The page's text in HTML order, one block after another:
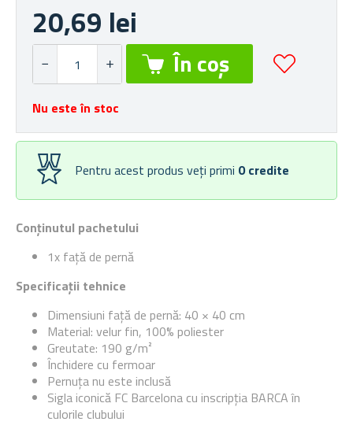
Conținutul pachetului
1x față de pernă
Specificații tehnice
Dimensiuni față de pernă: 40 × 40 cm
Material: velur fin, 100% poliester
Greutate: 190 g/m²
Închidere cu fermoar
Pernuța nu este inclusă
Sigla iconică FC Barcelona cu inscripția BARCA în
culorile clubului
20,69 lei
Nu este în stoc
Pentru acest produs veți primi 0 credite